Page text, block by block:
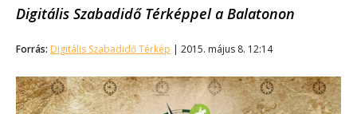
Digitális Szabadidő Térképpel a Balatonon
Forrás: Digitális Szabadidő Térkép | 2015. május 8. 12:14